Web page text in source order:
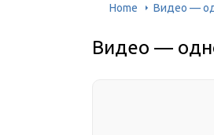
Home Видео —
Видео —